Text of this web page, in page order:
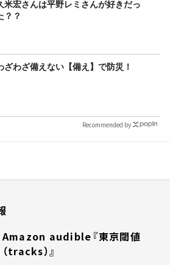
米宏さんは平野レミさんが好きだっ
？？
ざわざ備えない【備え】で防災！
Recommended by
Amazon audible『東京閾値
（tracks）』